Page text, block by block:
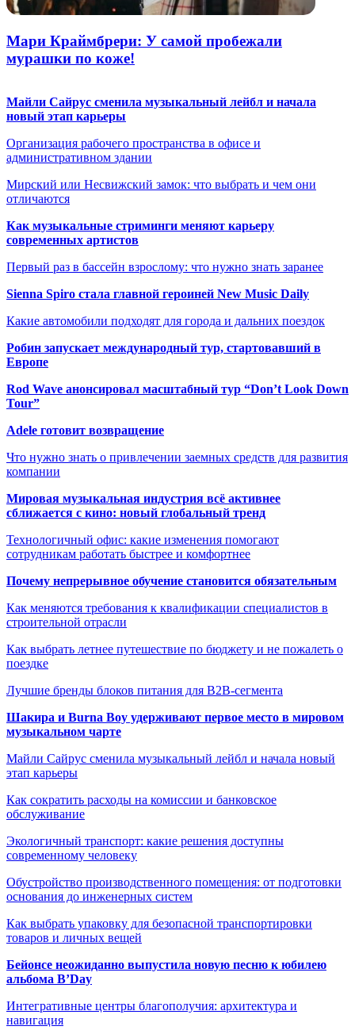
Мари Краймбрери: У самой пробежали
мурашки по коже!
Майли Сайрус сменила музыкальный лейбл и начала
новый этап карьеры
Организация рабочего пространства в офисе и
административном здании
Мирский или Несвижский замок: что выбрать и чем они
отличаются
Как музыкальные стриминги меняют карьеру
современных артистов
Первый раз в бассейн взрослому: что нужно знать заранее
Sienna Spiro стала главной героиней New Music Daily
Какие автомобили подходят для города и дальних поездок
Робин запускает международный тур, стартовавший в
Европе
Rod Wave анонсировал масштабный тур “Don’t Look Down
Tour”
Adele готовит возвращение
Что нужно знать о привлечении заемных средств для развития
компании
Мировая музыкальная индустрия всё активнее
сближается с кино: новый глобальный тренд
Технологичный офис: какие изменения помогают
сотрудникам работать быстрее и комфортнее
Почему непрерывное обучение становится обязательным
Как меняются требования к квалификации специалистов в
строительной отрасли
Как выбрать летнее путешествие по бюджету и не пожалеть о
поездке
Лучшие бренды блоков питания для B2B-сегмента
Шакира и Burna Boy удерживают первое место в мировом
музыкальном чарте
Майли Сайрус сменила музыкальный лейбл и начала новый
этап карьеры
Как сократить расходы на комиссии и банковское
обслуживание
Экологичный транспорт: какие решения доступны
современному человеку
Обустройство производственного помещения: от подготовки
основания до инженерных систем
Как выбрать упаковку для безопасной транспортировки
товаров и личных вещей
Бейонсе неожиданно выпустила новую песню к юбилею
альбома B’Day
Интегративные центры благополучия: архитектура и
навигация